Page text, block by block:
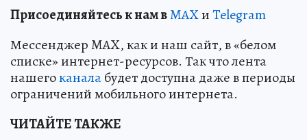
Присоединяйтесь к нам вMAXиTelegram
Мессенджер MAX, как и наш сайт, в «белом
списке» интернет-ресурсов. Так что лента
нашегоканалабудет доступна даже в периоды
ограничений мобильного интернета.
ЧИТАЙТЕ ТАКЖЕ